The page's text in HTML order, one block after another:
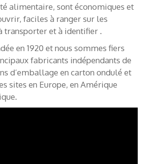
alimentaire, sont économiques et
faciles à ranger sur les
transporter et à identifier .
en 1920 et nous sommes fiers
fabricants indépendants de
d’emballage en carton ondulé et
sites en Europe, en Amérique